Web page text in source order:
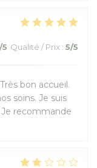
/5 Qualité / Prix : 5/5
bon accueil.
soins. Je suis
recommande